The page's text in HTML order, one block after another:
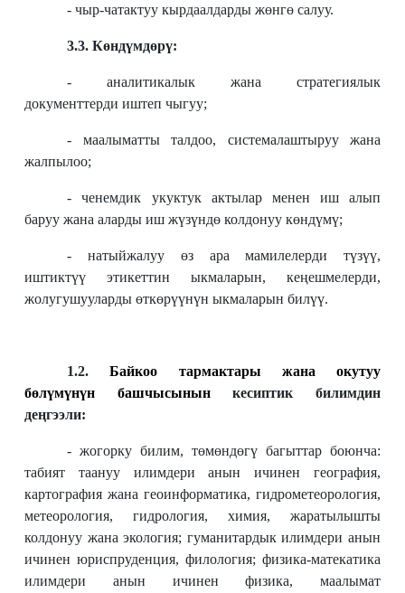
- чыр-чатактуу кырдаалдарды жөнгө салуу.
3.3. Көндүмдөрү:
- аналитикалык жана стратегиялык
документтерди иштеп чыгуу;
- маалыматты талдоо, системалаштыруу жана
жалпылоо;
- ченемдик укуктук актылар менен иш алып
баруу жана аларды иш жүзүндө колдонуу көндүмү;
- натыйжалуу өз ара мамилелерди түзүү,
иштиктүү этикеттин ыкмаларын, кеңешмелерди,
жолугушууларды өткөрүүнүн ыкмаларын билүү.
1.2.Байкоо тармактары жана окутуу
бөлүмүнүн башчысынынкесиптик билимдин
деңгээли:
- жогорку билим, төмөндөгү багыттар боюнча:
табият таануу илимдери анын ичинен география,
картография жана геоинформатика, гидрометеорология,
метеорология, гидрология, химия, жаратылышты
колдонуу жана экология; гуманитардык илимдери анын
ичинен юриспруденция, филология; физика-матекатика
илимдери анын ичинен физика, маалымат